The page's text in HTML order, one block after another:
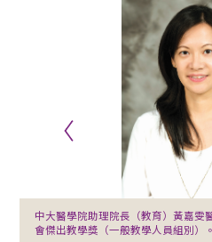
中大醫學院助理院長（教育）黃嘉雯
會傑出教學獎（一般教學人員組別）。